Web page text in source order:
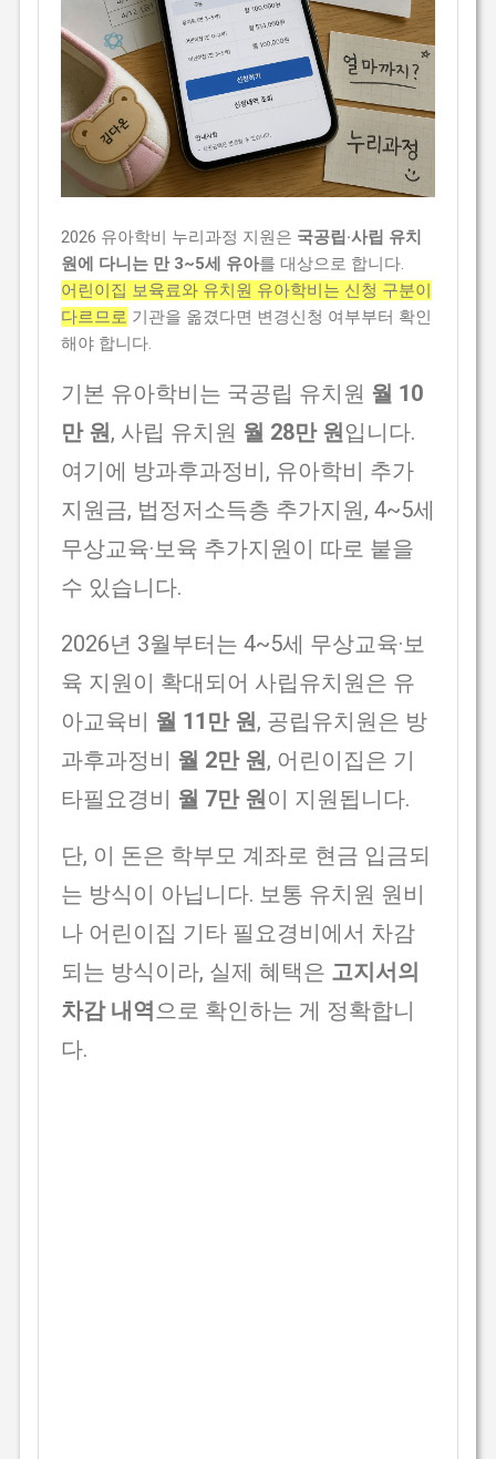
2026 유아학비 누리과정 지원은 국공립·사립 유치
원에 다니는 만 3~5세 유아를 대상으로 합니다.
어린이집 보육료와 유치원 유아학비는 신청 구분이
다르므로 기관을 옮겼다면 변경신청 여부부터 확인
해야 합니다.
기본 유아학비는 국공립 유치원 월 10
만 원, 사립 유치원 월 28만 원입니다.
여기에 방과후과정비, 유아학비 추가
지원금, 법정저소득층 추가지원, 4~5세
무상교육·보육 추가지원이 따로 붙을
수 있습니다.
2026년 3월부터는 4~5세 무상교육·보
육 지원이 확대되어 사립유치원은 유
아교육비 월 11만 원, 공립유치원은 방
과후과정비 월 2만 원, 어린이집은 기
타필요경비 월 7만 원이 지원됩니다.
단, 이 돈은 학부모 계좌로 현금 입금되
는 방식이 아닙니다. 보통 유치원 원비
나 어린이집 기타 필요경비에서 차감
되는 방식이라, 실제 혜택은 고지서의
차감 내역으로 확인하는 게 정확합니
다.